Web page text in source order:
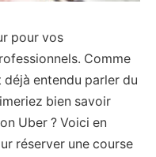
pour vos
Comme
entendu parler du
bien savoir
Uber ? Voici en
réserver une course